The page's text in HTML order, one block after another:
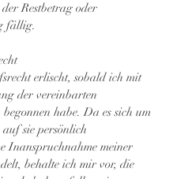
Restbetrag oder
fällig.
erlischt, sobald ich mit
der vereinbarten
habe. Da es sich um
sie persönlich
Inanspruchnahme meiner
behalte ich mir vor, die